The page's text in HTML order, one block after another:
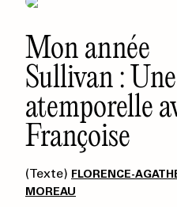
Mon année
Sullivan :
atemporelle
Françoise
(Texte) FLORENCE-
MOREAU